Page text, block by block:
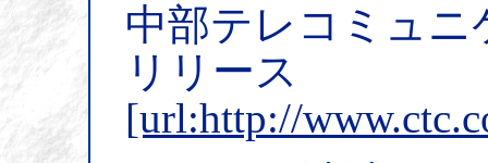
中部テレコミュ
リリース
[url:http://